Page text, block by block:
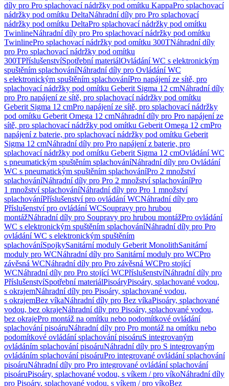
díly pro Pro splachovací nádržky pod omítku KappaPro splachovací
nádržky pod omítku DeltaNáhradní díly pro Pro splachovací
nádržky pod omítku DeltaPro splachovací nádržky pod omítku
TwinlineNáhradní díly pro Pro splachovací nádržky pod omítku
TwinlinePro splachovací nádržky pod omítku 300TNáhradní díly
pro Pro splachovací nádržky pod omítku
300TPříslušenstvíSpotřební materiálOvládání WC s elektronickým
spuštěním splachováníNáhradní díly pro Ovládání WC
s elektronickým spuštěním splachováníPro napájení ze sítě, pro
splachovací nádržky pod omítku Geberit Sigma 12 cmNáhradní díly
pro Pro napájení ze sítě, pro splachovací nádržky pod omítku
Geberit Sigma 12 cmPro napájení ze sítě, pro splachovací nádržky
pod omítku Geberit Omega 12 cmNáhradní díly pro Pro napájení ze
sítě, pro splachovací nádržky pod omítku Geberit Omega 12 cmPro
napájení z baterie, pro splachovací nádržky pod omítku Geberit
Sigma 12 cmNáhradní díly pro Pro napájení z baterie, pro
splachovací nádržky pod omítku Geberit Sigma 12 cmOvládání WC
s pneumatickým spuštěním splachováníNáhradní díly pro Ovládání
WC s pneumatickým spuštěním splachováníPro 2 množství
splachováníNáhradní díly pro Pro 2 množství splachováníPro
1 množství splachováníNáhradní díly pro Pro 1 množství
splachováníPříslušenství pro ovládání WCNáhradní díly pro
Příslušenství pro ovládání WCSoupravy pro hrubou
montážNáhradní díly pro Soupravy pro hrubou montážPro ovládání
WC s elektronickým spuštěním splachováníNáhradní díly pro Pro
ovládání WC s elektronickým spuštěním
splachováníSpojkySanitární moduly Geberit MonolithSanitární
moduly pro WCNáhradní díly pro Sanitární moduly pro WCPro
závěsná WCNáhradní díly pro Pro závěsná WCPro stojící
WCNáhradní díly pro Pro stojící WCPříslušenstvíNáhradní díly pro
PříslušenstvíSpotřební materiálPisoáryPisoáry, splachované vodou,
s okrajemNáhradní díly pro Pisoáry, splachované vodou,
s okrajemBez víkaNáhradní díly pro Bez víkaPisoáry, splachované
vodou, bez okrajeNáhradní díly pro Pisoáry, splachované vodou,
bez okrajePro montáž na omítku nebo podomítkové ovládání
splachování pisoáruNáhradní díly pro Pro montáž na omítku nebo
podomítkové ovládání splachování pisoáruS integrovaným
ovládáním splachování pisoáruNáhradní díly pro S integrovaným
ovládáním splachování pisoáruPro integrované ovládání splachování
pisoáruNáhradní díly pro Pro integrované ovládání splachování
pisoáruPisoáry, splachované vodou, s víkem / pro víkoNáhradní díly
pro Pisoáry, splachované vodou, s víkem / pro víkoBez